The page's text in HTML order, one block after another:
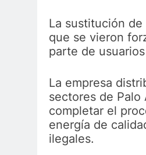
La sustitución
que se vieron
parte de
La empresa
sectores de Palo
completar el
energía de
ilegales.